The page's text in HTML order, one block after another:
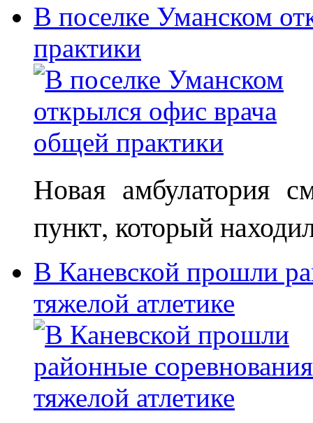
В поселке Уманском
практики
Новая амбулатория
пункт, который
В Каневской прошли
тяжелой атлетике